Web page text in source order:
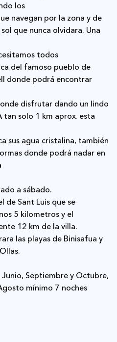
los
que nunca olvidara. Una
todos
donde podrá encontrar
tan solo 1 km aprox. esta
donde podrá nadar en
a sábado.
5 kilometros y el
12 km de la villa.
mínimo 7 noches